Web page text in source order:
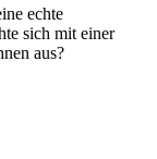
echte
sich mit einer
aus?